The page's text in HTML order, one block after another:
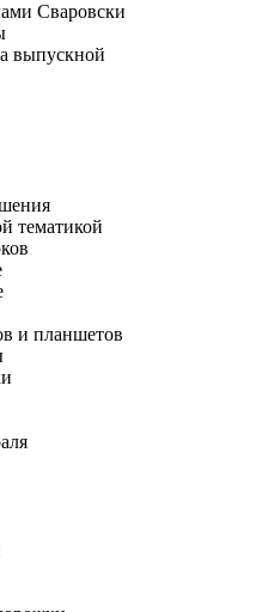
Сваровски
выпускной
тематикой
и планшетов